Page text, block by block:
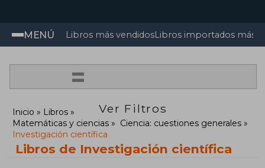
MENÚ Libros más vendidosLibros importados más
=
Ver Filtros
Inicio
Libros
Matemáticas y ciencias
Ciencia: cuestiones generales
Investigación científica
Libros de Investigación científica